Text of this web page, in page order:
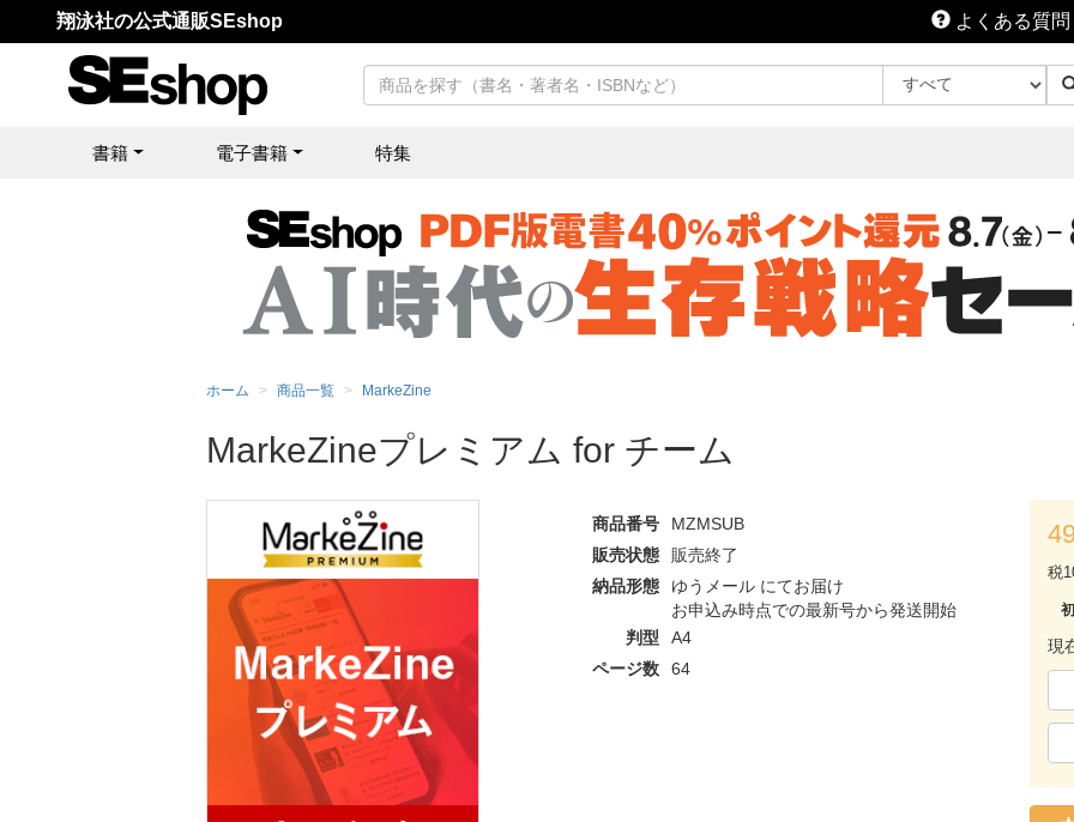
翔泳社の公式通販SEshop よくある質問
書籍 電子書籍 特集
ホーム 商品一覧 MarkeZine
MarkeZineプレミアム for チーム
商品番号
MZMSUB
販売状態
販売終了
納品形態
ゆうメール にてお届け
お申込み時点での最新号から発送開始
判型
A4
ページ数
64
税
現